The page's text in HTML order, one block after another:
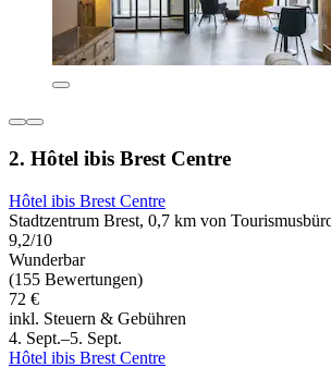
2. Hôtel ibis Brest Centre
Hôtel ibis Brest Centre
Stadtzentrum Brest, 0,7 km von
9,2/10
Wunderbar
(155 Bewertungen)
72 €
inkl. Steuern & Gebühren
4. Sept.–5. Sept.
Hôtel ibis Brest Centre